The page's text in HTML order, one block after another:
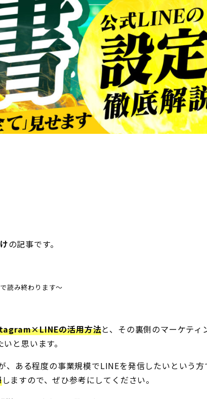
の記事です。
で読み終わります～
の活用方法と、その裏側のマーケティ
と思います。
、ある程度の事業規模でLINEを発信したいという方
しますので、ぜひ参考にしてください。